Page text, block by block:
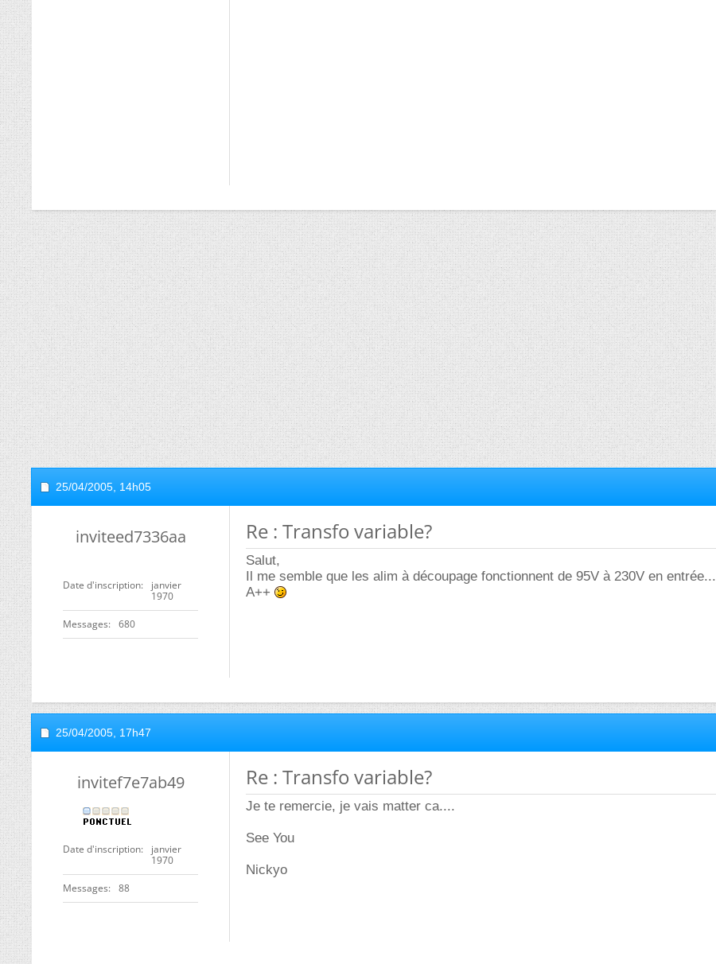
25/04/2005, 14h05
inviteed7336aa
Date d'inscription
janvier
1970
Messages 680
Re : Transfo variable?
Salut,
Il me semble que les alim à découpage fonctionnent de 95V à 230V en entrée...
A++
25/04/2005, 17h47
invitef7e7ab49
Date d'inscription
janvier
1970
Messages 88
Re : Transfo variable?
Je te remercie, je vais matter ca....
See You
Nickyo